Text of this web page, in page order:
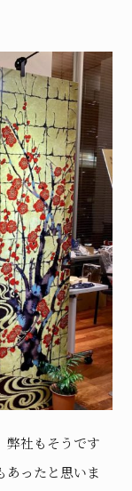
弊社もそうです
あったと思いま